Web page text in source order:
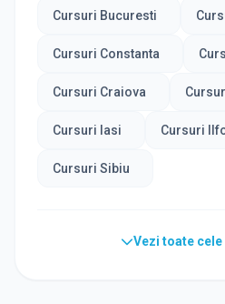
Cursuri Bucuresti
Cursuri Constanta
Cursuri Craiova
Cursuri Iasi Cursuri
Cursuri Sibiu
Vezi toate cele